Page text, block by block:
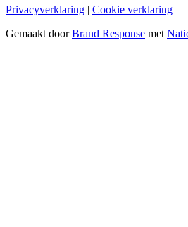
Privacyverklaring | Cookie verklaring
Gemaakt doorBrand Response met